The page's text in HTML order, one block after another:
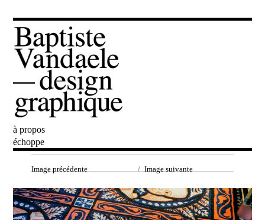
Baptiste Vandaele
à propos
échoppe
Image précédente Image suivante